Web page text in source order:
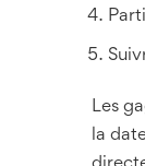
Les
la